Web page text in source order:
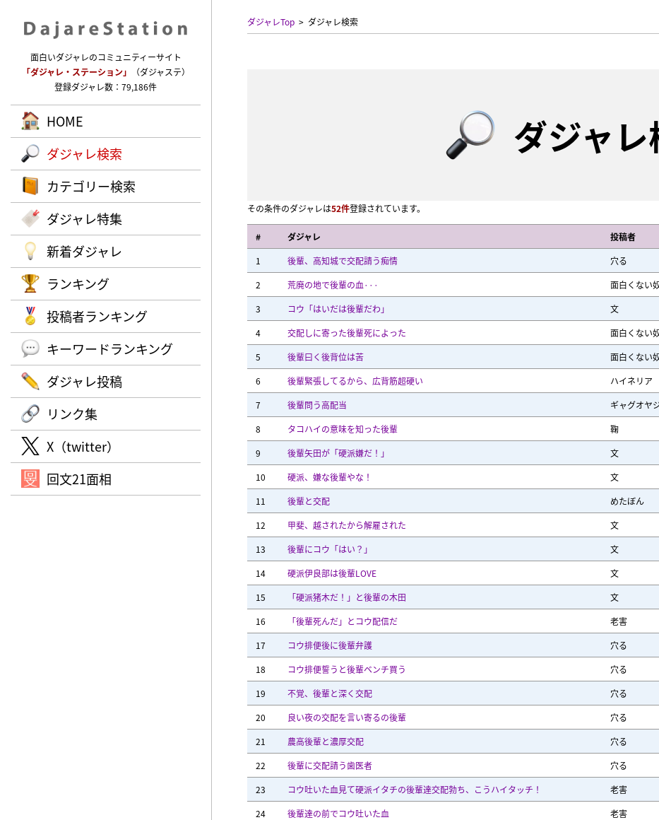
面白いダジャレのコミュニティーサイト
「ダジャレ・ステーション」
（ダジャステ）
登録ダジャレ数：79,186件
HOME
ダジャレ検索
カテゴリー検索
ダジャレ特集
新着ダジャレ
ランキング
投稿者ランキング
キーワードランキング
ダジャレ投稿
リンク集
X（twitter）
回文21面相
ダジャレTop ダジャレ検索
ダジャ
その条件のダジャレは52件登録されています。
# ダジャレ 投稿者
1
後輩、高知城で交配請う痴情 穴る
2
荒廃の地で後輩の血··· 面白くない
3
コウ「はいだは後輩だわ」 文
4
交配しに寄った後輩死によった 面白くない
5
後輩曰く後背位は苦 面白くない
6
後輩緊張してるから、広背筋超硬い ハイネリア
7
後輩問う高配当 ギャグオヤ
8
タコハイの意味を知った後輩 鞠
9
後輩矢田が「硬派嫌だ！」 文
10
硬派、嫌な後輩やな！ 文
11
後輩と交配 めたぼん
12
甲斐、越されたから解雇された 文
13
後輩にコウ「はい？」 文
14
硬派伊良部は後輩LOVE 文
15
「硬派猪木だ！」と後輩の木田 文
16
「後輩死んだ」とコウ配信だ 老害
17
コウ排便後に後輩弁護 穴る
18
コウ排便誓うと後輩ベンチ買う 穴る
19
不覚、後輩と深く交配 穴る
20
良い夜の交配を言い寄るの後輩 穴る
21
農高後輩と濃厚交配 穴る
22
後輩に交配請う歯医者 穴る
23
コウ吐いた血見て硬派イタチの後輩達交配勃ち、こうハイタッチ！ 老害
24
後輩達の前でコウ吐いた血 老害